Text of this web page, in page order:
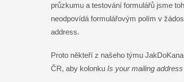
průzkumu a testování formulářů jsme
neodpovídá formulářovým polím v
address.
Proto někteří z našeho týmu
ČR, aby kolonku Is your mailing